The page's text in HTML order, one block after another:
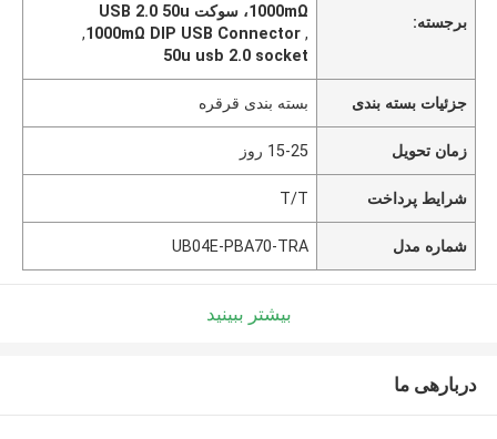
برجسته:
1000mΩ، سوکت USB 2.0 50u
,
1000mΩ DIP USB Connector
,
50u usb 2.0 socket
جزئیات بسته بندی بسته بندی قرقره
زمان تحویل 15-25 روز
شرایط پرداخت T/T
شماره مدل UB04E-PBA70-TRA
بیشتر ببینید
دربارهی ما